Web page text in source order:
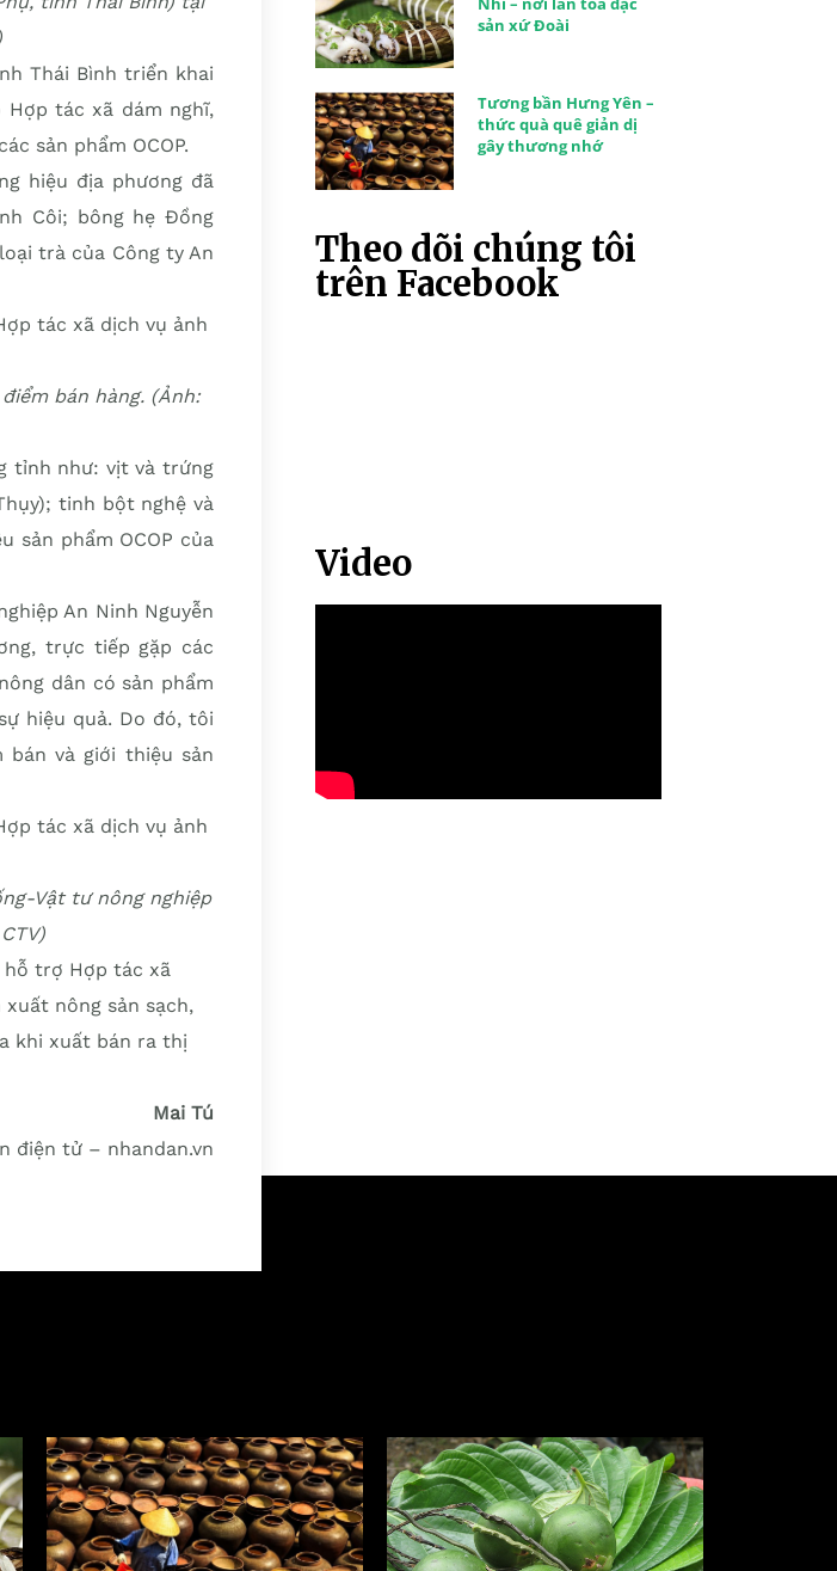
Thái Bình triển khai
Hợp tác xã dám nghĩ,
sản phẩm OCOP.
hiệu địa phương đã
Côi; bông hẹ Đồng
trà của Công ty An
bán hàng. (Ảnh:
tỉnh như: vịt và trứng
tinh bột nghệ và
sản phẩm OCOP của
An Ninh Nguyễn
trực tiếp gặp các
dân có sản phẩm
hiệu quả. Do đó, tôi
và giới thiệu sản
Vật tư nông nghiệp
hỗ trợ Hợp tác xã
nông sản sạch,
khi xuất bán ra thị
Mai Tú
điện tử – nhandan.vn
sản xứ Đoài
Tương bần Hưng Yên –
thức quà quê giản dị
gây thương nhớ
Theo dõi chúng tôi
trên Facebook
Video